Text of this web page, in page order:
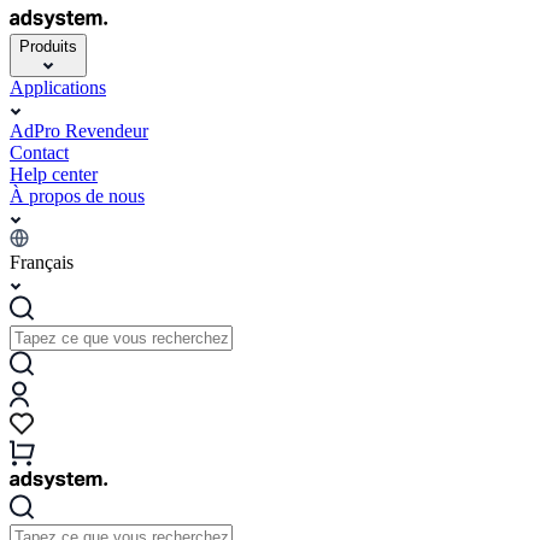
Produits
Applications
AdPro Revendeur
Contact
Help center
À propos de nous
Français